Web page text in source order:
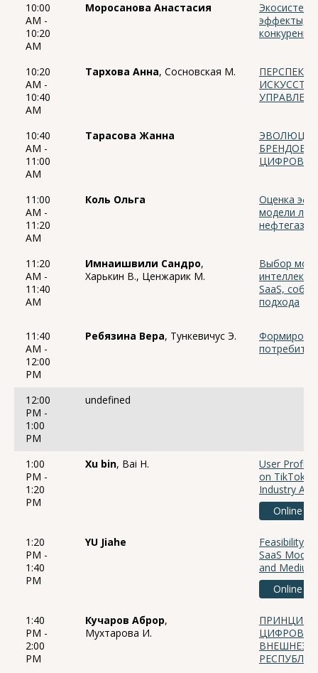
10:00
AM -
10:20
AM
Моросанова Анастасия
эффекты,
10:20
AM -
10:40
AM
Тархова Анна, Сосновская М.
10:40
AM -
11:00
AM
Тарасова Жанна
ЭВОЛЮЦИЯ
БРЕНДОВ
11:00
AM -
11:20
AM
Коль Ольга
Оценка
модели
11:20
AM -
11:40
AM
Имнаишвили Сандро,
Харькин В., Ценжарик М.
Выбор
SaaS,
подхода
11:40
AM -
12:00
PM
Ребязина Вера, Тункевичус Э.
12:00
PM -
1:00
PM
undefined
1:00
PM -
1:20
PM
Xu bin, Bai H.
User
on TikTok:
Industry
Online
1:20
PM -
1:40
PM
YU Jiahe
Feasibility
SaaS
and
Online
1:40
PM -
2:00
PM
Кучаров Аброр,
Мухтарова И.
ПРИНЦИП
ЦИФРОВЫХ